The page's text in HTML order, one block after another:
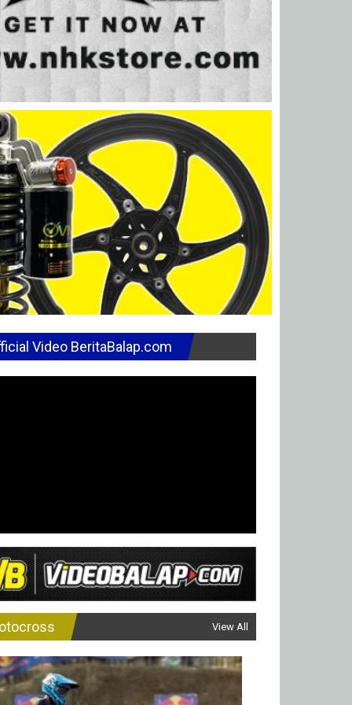
Video BeritaBalap.com
View All